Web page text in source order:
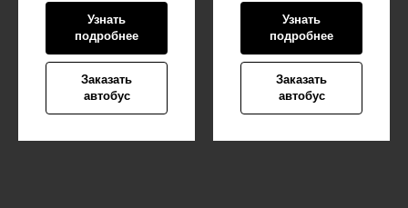
Узнать
подробнее
Заказать
автобус
Узнать
подробнее
Заказать
автобус